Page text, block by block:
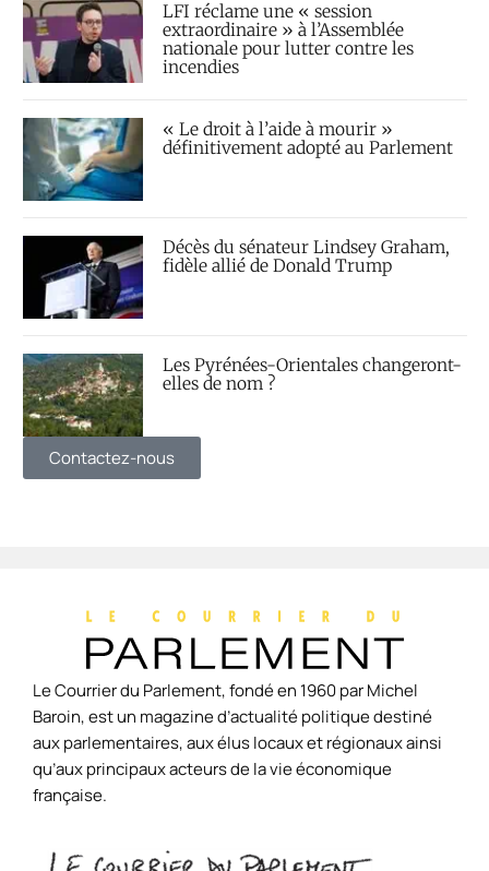
LFI réclame une « session
extraordinaire » à l’Assemblée
nationale pour lutter contre les
incendies
« Le droit à l’aide à mourir »
définitivement adopté au Parlement
Décès du sénateur Lindsey Graham,
fidèle allié de Donald Trump
Les Pyrénées-Orientales changeront-
elles de nom ?
Contactez-nous
Le Courrier du Parlement, fondé en 1960 par Michel
Baroin, est un magazine d’actualité politique destiné
aux parlementaires, aux élus locaux et régionaux ainsi
qu’aux principaux acteurs de la vie économique
française.